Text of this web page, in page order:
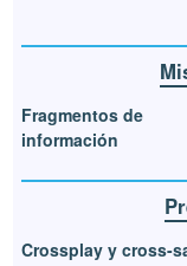
Fragmentos de
información
Crossplay y cross-